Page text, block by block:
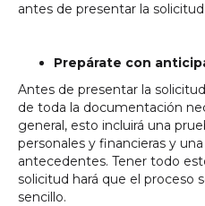
antes de presentar la solicitud.
Prepárate con
Antes de presentar la
de toda la documentación
general, esto incluirá una
personales y financieras y
antecedentes. Tener todo
solicitud hará que el proceso
sencillo.